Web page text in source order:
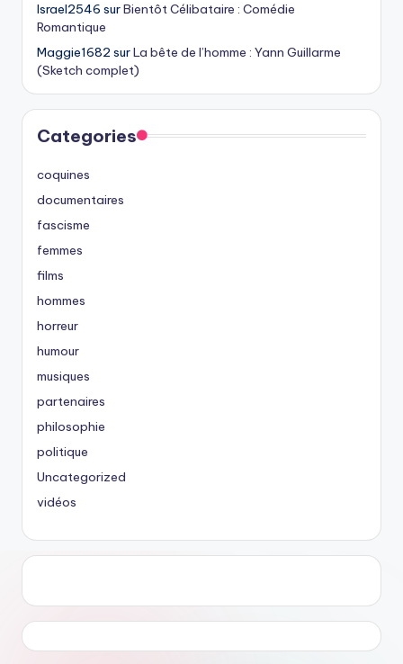
Israel2546 surBientôt Célibataire : Comédie
Romantique
Maggie1682 surLa bête de l’homme : Yann Guillarme
(Sketch complet)
Categories
coquines
documentaires
fascisme
femmes
films
hommes
horreur
humour
musiques
partenaires
philosophie
politique
Uncategorized
vidéos